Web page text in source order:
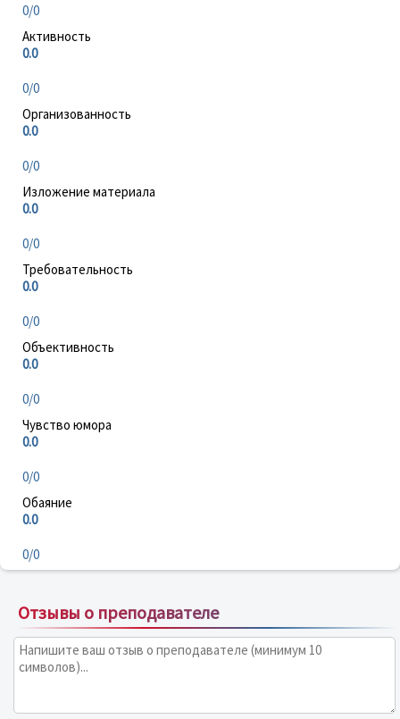
0/0
Активность
0.0
0/0
Организованность
0.0
0/0
Изложение материала
0.0
0/0
Требовательность
0.0
0/0
Объективность
0.0
0/0
Чувство юмора
0.0
0/0
Обаяние
0.0
0/0
Отзывы о преподавателе